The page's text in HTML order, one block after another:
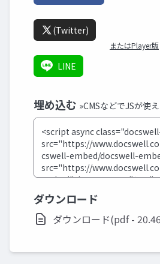
(Twitter)
またはPlayer版
LINE
埋め込む »CMSなどでJSが使
ダウンロード
ダウンロード(pdf -